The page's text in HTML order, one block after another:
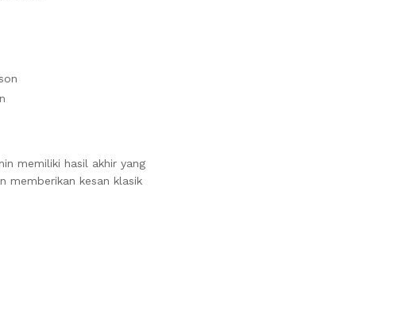
memiliki hasil akhir yang
memberikan kesan klasik